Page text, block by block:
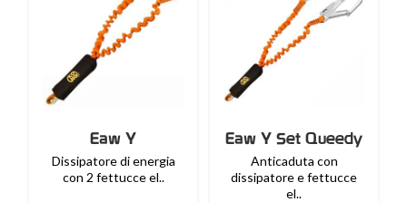
Eaw Y
Dissipatore di energia
con 2 fettucce el..
Eaw Y Set Queedy
Anticaduta con
dissipatore e fettucce
el..